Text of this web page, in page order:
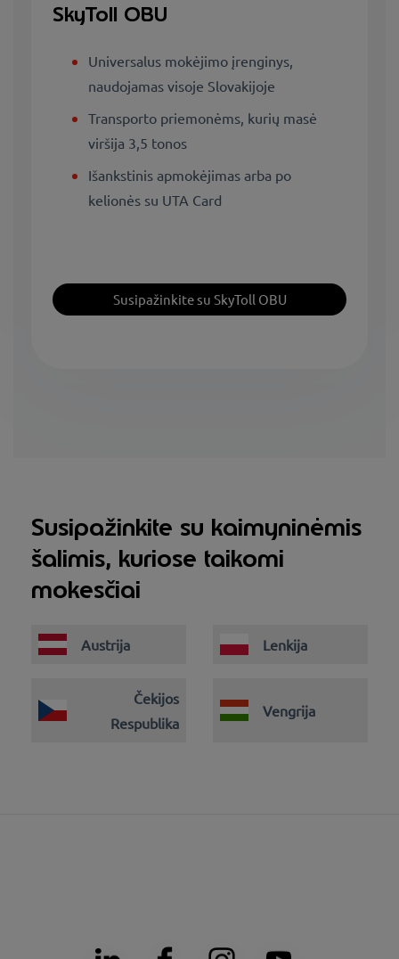
SkyToll OBU
Universalus mokėjimo įrenginys,
naudojamas visoje Slovakijoje
Transporto priemonėms, kurių masė
viršija 3,5 tonos
Išankstinis apmokėjimas arba po
kelionės su UTA Card
Susipažinkite su SkyToll OBU
Susipažinkite su kaimyninėmis
šalimis, kuriose taikomi
mokesčiai
Austrija Lenkija
Čekijos
Respublika
Vengrija